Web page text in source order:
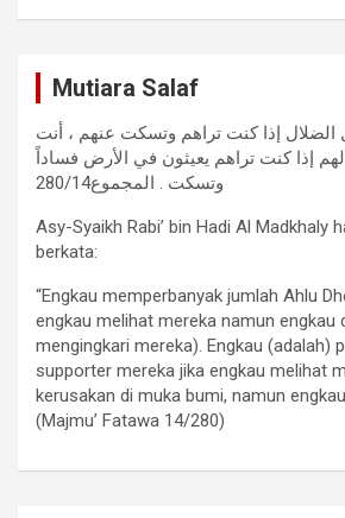
Mutiara Salaf
الضلال إذا كنت تراهم وتسكت عنهم ، أنت
إذا كنت تراهم يعيثون في الأرض فساداً
وتسكت . المجموع280/14
Asy-Syaikh Rabi’ bin Hadi Al Madkhaly
berkata:
“Engkau memperbanyak jumlah Ahlu
engkau melihat mereka namun engkau
mengingkari mereka). Engkau (adalah)
supporter mereka jika engkau melihat
kerusakan di muka bumi, namun
(Majmu’ Fatawa 14/280)